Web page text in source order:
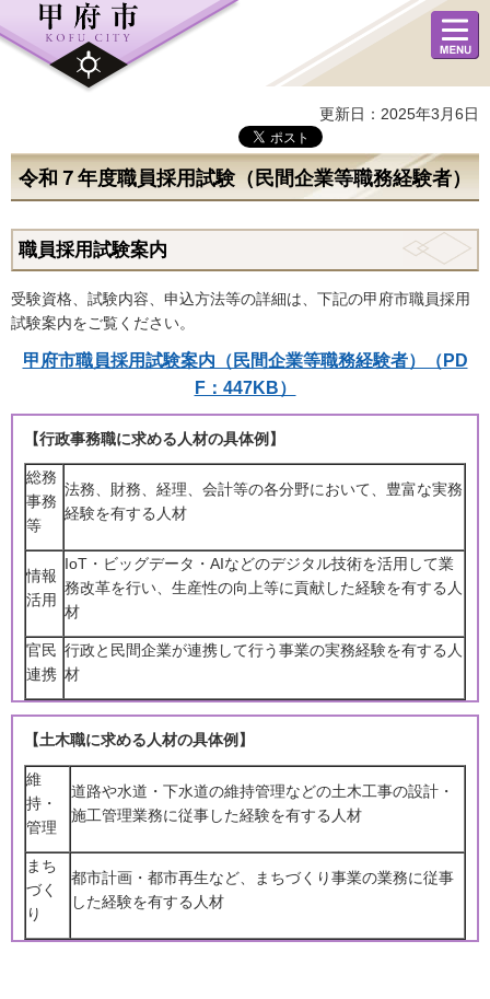
メニュ
ー
更新日：2025年3月6日
令和７年度職員採用試験（民間企業等職務経験者）
職員採用試験案内
受験資格、試験内容、申込方法等の詳細は、下記の甲府市職員採用
試験案内をご覧ください。
甲府市職員採用試験案内（民間企業等職務経験者）（PD
F：447KB）
【行政事務職に求める人材の具体例】
総務
事務
等
法務、財務、経理、会計等の各分野において、豊富な実務
経験を有する人材
情報
活用
IoT・ビッグデータ・AIなどのデジタル技術を活用して業
務改革を行い、生産性の向上等に貢献した経験を有する人
材
官民
連携
行政と民間企業が連携して行う事業の実務経験を有する人
材
【土木職に求める人材の具体例】
維
持・
管理
道路や水道・下水道の維持管理などの土木工事の設計・
施工管理業務に従事した経験を有する人材
まち
づく
り
都市計画・都市再生など、まちづくり事業の業務に従事
した経験を有する人材